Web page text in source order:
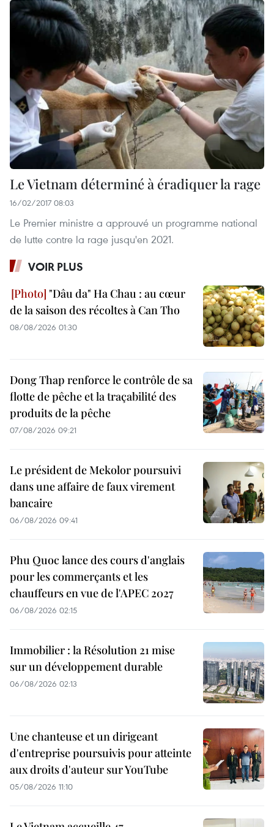
Le Vietnam déterminé à éradiquer la rage
16/02/2017 08:03
Le Premier ministre a approuvé un programme national
de lutte contre la rage jusqu'en 2021.
VOIR PLUS
"Dâu da" Ha Chau : au cœur
de la saison des récoltes à Can Tho
08/08/2026 01:30
Dong Thap renforce le contrôle de sa
flotte de pêche et la traçabilité des
produits de la pêche
07/08/2026 09:21
Le président de Mekolor poursuivi
dans une affaire de faux virement
bancaire
06/08/2026 09:41
Phu Quoc lance des cours d'anglais
pour les commerçants et les
chauffeurs en vue de l'APEC 2027
06/08/2026 02:15
Immobilier : la Résolution 21 mise
sur un développement durable
06/08/2026 02:13
Une chanteuse et un dirigeant
d'entreprise poursuivis pour atteinte
aux droits d'auteur sur YouTube
05/08/2026 11:10